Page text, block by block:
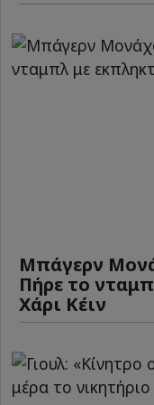
Μπάγερν
Πήρε το
Χάρι Κέιν